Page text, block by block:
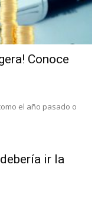
Conoce
el año pasado o
ir la